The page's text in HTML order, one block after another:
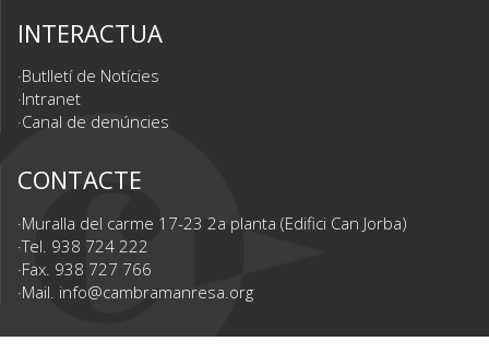
INTERACTUA
Butlletí de Notícies
Intranet
Canal de denúncies
CONTACTE
Muralla del carme 17-23 2a planta (Edifici Can Jorba)
Tel. 938 724 222
Fax. 938 727 766
Mail. info@cambramanresa.org